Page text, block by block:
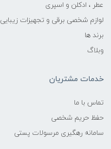
عطر ، ادکلن و اسپری
لوازم شخصی برقی و تجهیزات زیبایی
برند ها
وبلاگ
خدمات مشتریان
تماس با ما
حفظ حریم شخصی
سامانه رهگیری مرسولات پستی